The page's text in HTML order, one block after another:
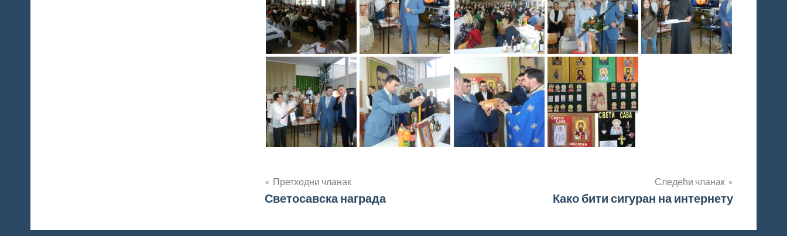
Кретање
чланка
Претходни чланак
Светосавска награда
Следећи чланак
Како бити сигуран на интернету